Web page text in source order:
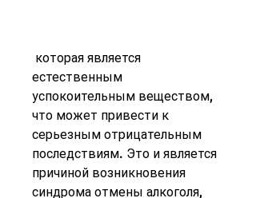
естественным
успокоительным веществом,
что может привести к
серьезным отрицательным
последствиям. Это и является
причиной возникновения
синдрома отмены алкоголя,